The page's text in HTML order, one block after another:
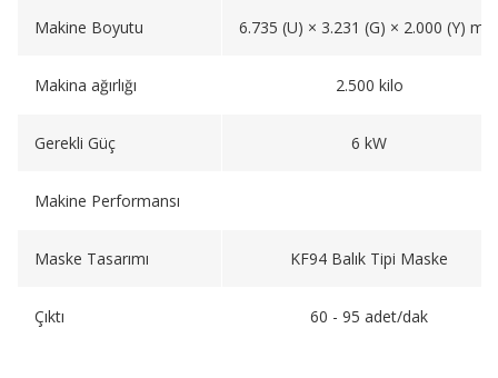
Makine Boyutu 6.735 (U) × 3.231 (G) × 2.000 (Y) mm
Makina ağırlığı 2.500 kilo
Gerekli Güç 6 kW
Makine Performansı
Maske Tasarımı KF94 Balık Tipi Maske
Çıktı 60 - 95 adet/dak